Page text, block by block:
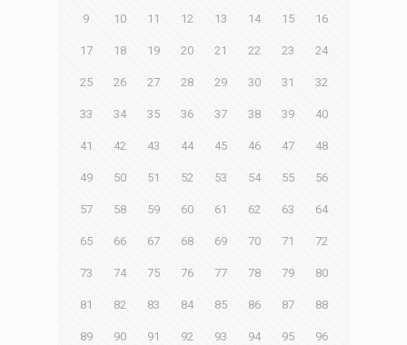
9 10 11 12 13 14 15 16
17 18 19 20 21 22 23 24
25 26 27 28 29 30 31 32
33 34 35 36 37 38 39 40
41 42 43 44 45 46 47 48
49 50 51 52 53 54 55 56
57 58 59 60 61 62 63 64
65 66 67 68 69 70 71 72
73 74 75 76 77 78 79 80
81 82 83 84 85 86 87 88
89 90 91 92 93 94 95 96